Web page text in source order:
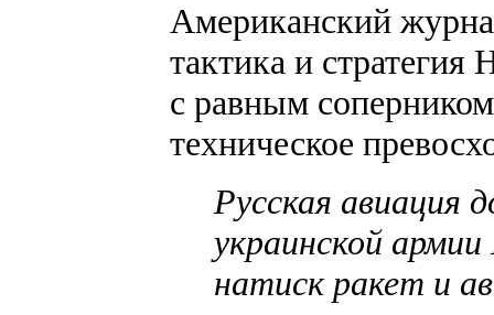
Американский
тактика и
с равным
техническое
Русская авиация
украинской
натиск ракет и